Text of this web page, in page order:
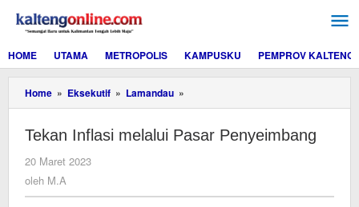
konten
HOME
UTAMA METROPOLIS KAMPUSKU PEMPROV KALTENG
Home » Eksekutif » Lamandau »
Inflasi
Pasar
Tekan Inflasi melalui Pasar Penyeimbang
20 Maret 2023
oleh M.A